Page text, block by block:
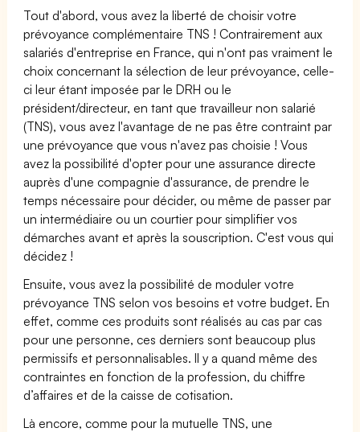
Tout d'abord, vous avez la liberté de choisir votre
prévoyance complémentaire TNS ! Contrairement aux
salariés d'entreprise en France, qui n'ont pas vraiment le
choix concernant la sélection de leur prévoyance, celle-
ci leur étant imposée par le DRH ou le
président/directeur, en tant que travailleur non salarié
(TNS), vous avez l'avantage de ne pas être contraint par
une prévoyance que vous n'avez pas choisie ! Vous
avez la possibilité d'opter pour une assurance directe
auprès d'une compagnie d'assurance, de prendre le
temps nécessaire pour décider, ou même de passer par
un intermédiaire ou un courtier pour simplifier vos
démarches avant et après la souscription. C'est vous qui
décidez !
Ensuite, vous avez la possibilité de moduler votre
prévoyance TNS selon vos besoins et votre budget. En
effet, comme ces produits sont réalisés au cas par cas
pour une personne, ces derniers sont beaucoup plus
permissifs et personnalisables. Il y a quand même des
contraintes en fonction de la profession, du chiffre
d’affaires et de la caisse de cotisation.
Là encore, comme pour la mutuelle TNS, une